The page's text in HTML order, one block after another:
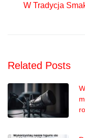
W Tradycja
Related Posts